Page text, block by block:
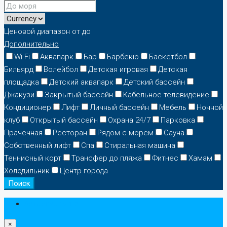
Ценовой диапазон от до
Дополнительно
Wi-Fi
Аквапарк Бар Барбекю
Баскетбол
Бильярд
Волейбол Детская игровая
Детская
площадка
Детский аквапарк
Детский бассейн
Джакузи
Закрытый бассейн
Кабельное телевидение
Кондиционер
Лифт Личный бассейн Мебель
Ночной
клуб
Открытый бассейн Охрана 24/7
Парковка
Прачечная
Ресторан Рядом с морем
Сауна
Собственный лифт
Спа
Стиральная машина
Теннисный корт
Трансфер до пляжа Фитнес
Хамам
Холодильник
Центр города
Поиск
×